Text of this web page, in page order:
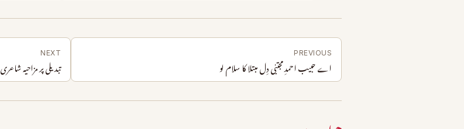
PREVIOUS
اے حبیب احمدِ مجتبٰی دِل مبتلا کا سلام لو
NEXT
تبدیلی پر مزاحیہ شاعری